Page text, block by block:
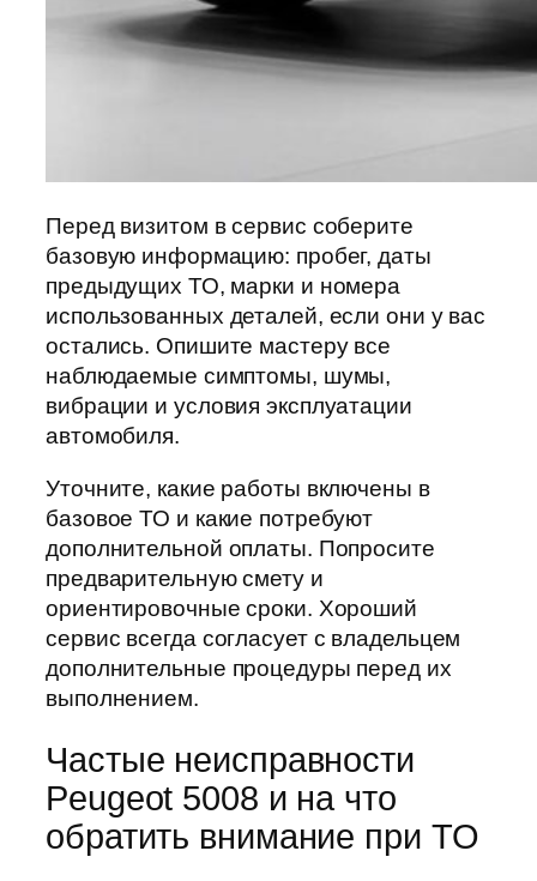
Перед визитом в сервис соберите
базовую информацию: пробег, даты
предыдущих ТО, марки и номера
использованных деталей, если они у вас
остались. Опишите мастеру все
наблюдаемые симптомы, шумы,
вибрации и условия эксплуатации
автомобиля.
Уточните, какие работы включены в
базовое ТО и какие потребуют
дополнительной оплаты. Попросите
предварительную смету и
ориентировочные сроки. Хороший
сервис всегда согласует с владельцем
дополнительные процедуры перед их
выполнением.
Частые неисправности
Peugeot 5008 и на что
обратить внимание при ТО